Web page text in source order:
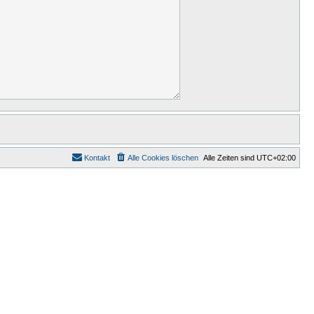
Alle Zeiten sind UTC+02:00
Alle Cookies löschen
Kontakt